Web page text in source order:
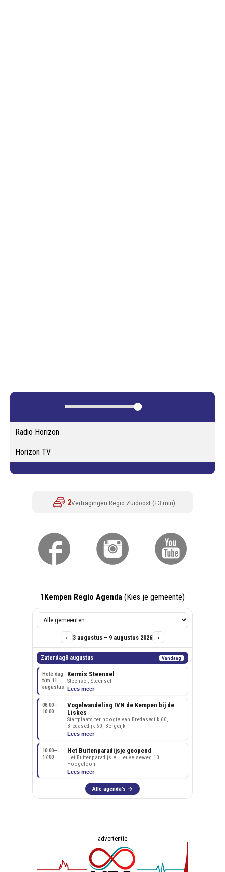
Radio Horizon
Horizon TV
1Kempen Regio Agenda (Kies je gemeente)
advertentie